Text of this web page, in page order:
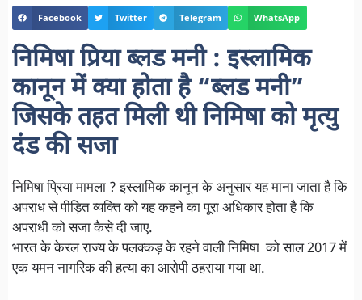
Facebook Twitter Telegram WhatsApp
निमिषा प्रिया ब्लड मनी : इस्लामिक
कानून में क्या होता है “ब्लड मनी”
जिसके तहत मिली थीनिमिषा कोमृत्यु
दंड की सजा
निमिषा प्रिया मामला ? इस्लामिक कानून के अनुसार यह माना जाता है कि
अपराध से पीड़ित व्यक्ति को यह कहने का पूरा अधिकार होता है कि
अपराधी को सजा कैसे दी जाए.
भारत के केरल राज्य के पलक्कड़ के रहने वाली निमिषा को साल 2017 में
एक यमन नागरिक की हत्या का आरोपी ठहराया गया था.